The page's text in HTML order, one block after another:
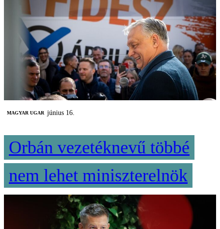
MAGYAR UGAR június 16.
Orbán vezetéknevű többé
nem lehet miniszterelnök